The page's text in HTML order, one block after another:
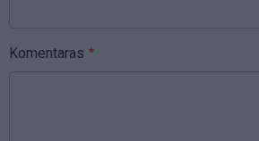
Komentaras